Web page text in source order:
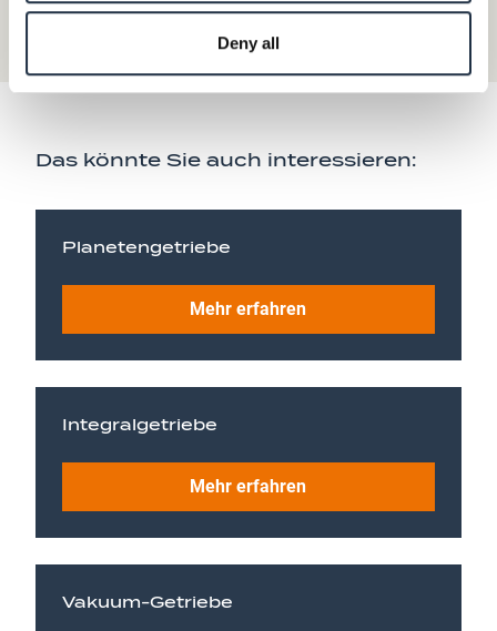
Deny all
Das könnte Sie auch interessieren:
Planetengetriebe
Mehr erfahren
Integralgetriebe
Mehr erfahren
Vakuum-Getriebe